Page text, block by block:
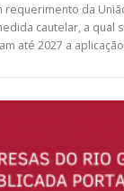
requerimento da
cautelar, a qual
até 2027 a aplicação